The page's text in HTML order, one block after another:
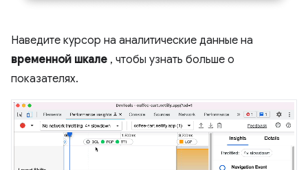
Наведите курсор на аналитические данные на
временной шкале , чтобы узнать больше о
показателях.